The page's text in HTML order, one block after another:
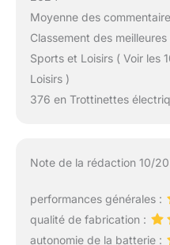
Moyenne des
Classement des
Sports et Loisirs ( Voir les
Loisirs )
376 en Trottinettes
Note de la rédaction 10/20
performances générales :
qualité de fabrication :
autonomie de la batterie :